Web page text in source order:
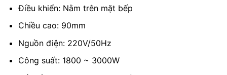
Điều khiển: Nằm trên mặt bếp
Chiều cao: 90mm
Nguồn điện: 220V/50Hz
Công suất: 1800 ~ 3000W